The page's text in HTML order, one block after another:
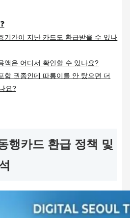
기간이 지난 카드도 환급받을 수 있나
액은 어디서 확인할 수 있나요?
함 권종인데 따릉이를 안 탔으면 더
요?
행카드 환급 정책 및